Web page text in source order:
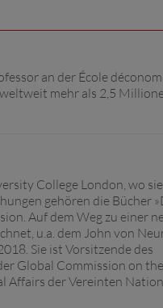
an der École
mehr als 2,5
College London, wo
gehören die Bücher
Auf dem Weg zu einer
u.a. dem John von
Sie ist Vorsitzende des
Global Commission on the
Affairs der Vereinten